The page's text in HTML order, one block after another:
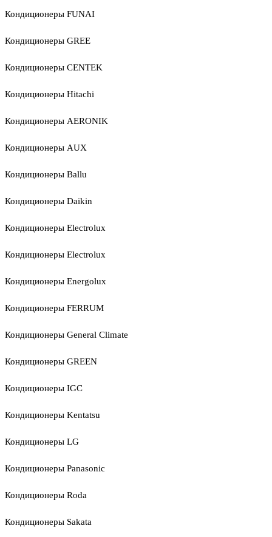
Кондиционеры FUNAI
Кондиционеры GREE
Кондиционеры CENTEK
Кондиционеры Hitachi
Кондиционеры AERONIK
Кондиционеры AUX
Кондиционеры Ballu
Кондиционеры Daikin
Кондиционеры Electrolux
Кондиционеры Electrolux
Кондиционеры Energolux
Кондиционеры FERRUM
Кондиционеры General Climate
Кондиционеры GREEN
Кондиционеры IGC
Кондиционеры Kentatsu
Кондиционеры LG
Кондиционеры Panasonic
Кондиционеры Roda
Кондиционеры Sakata